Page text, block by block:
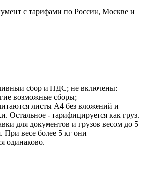
с тарифами по России, Москве и
сбор и НДС; не включены:
возможные сборы;
листы А4 без вложений и
Остальное - тарифицируется как груз.
для документов и грузов весом до 5
При весе более 5 кг они
одинаково.